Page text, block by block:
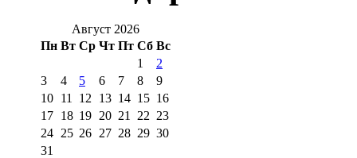
Август 2026
Пн Вт Ср Чт Пт Сб Вс
1
2
3
4 5 6 7 8
9
10 11 12 13 14 15 16
17 18 19 20 21 22 23
24 25 26 27 28 29 30
31